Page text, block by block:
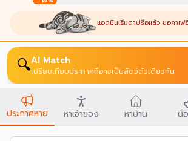
แอดมินเริ่มตาปรือแล้ว ขอคาเ
🔍AI Match
เปรียบเทียบประกาศที่อาจเป็นสัตว์ตัวเดียวกัน
ประกาศหาย หาเจ้าของ หาบ้าน น้